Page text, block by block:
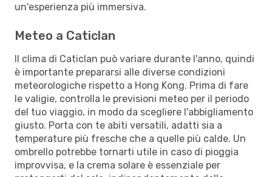
un'esperienza più immersiva.
Meteo a Caticlan
Il clima di Caticlan può variare durante l'anno, quindi
è importante prepararsi alle diverse condizioni
meteorologiche rispetto a Hong Kong. Prima di fare
le valigie, controlla le previsioni meteo per il periodo
del tuo viaggio, in modo da scegliere l'abbigliamento
giusto. Porta con te abiti versatili, adatti sia a
temperature più fresche che a quelle più calde. Un
ombrello potrebbe tornarti utile in caso di pioggia
improvvisa, e la crema solare è essenziale per